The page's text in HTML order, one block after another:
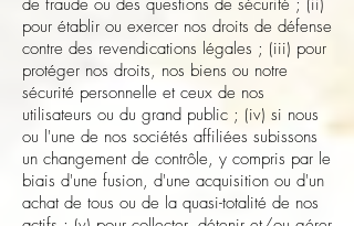
de fraude ou des questions de sécurité ; (ii)
pour établir ou exercer nos droits de défense
contre des revendications légales ; (iii) pour
protéger nos droits, nos biens ou notre
sécurité personnelle et ceux de nos
utilisateurs ou du grand public ; (iv) si nous
ou l'une de nos sociétés affiliées subissons
un changement de contrôle, y compris par le
biais d'une fusion, d'une acquisition ou d'un
achat de tous ou de la quasi-totalité de nos